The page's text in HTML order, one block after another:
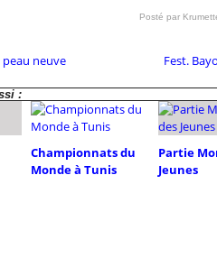
Posté par
neuve Fest.
:
Championnats du
Monde à Tunis
Partie
Jeunes